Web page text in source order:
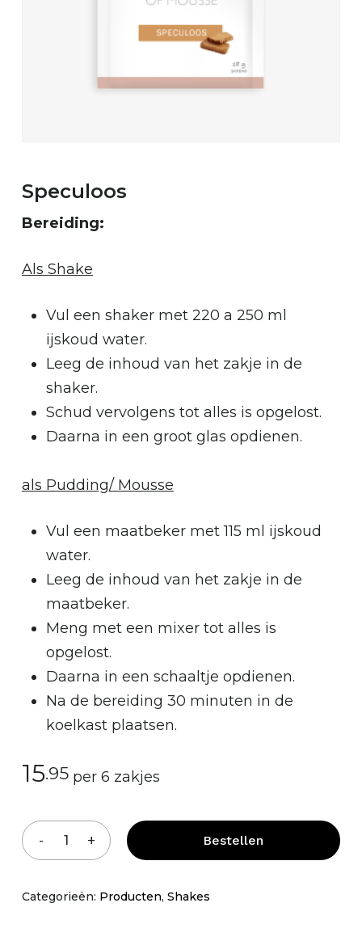
Speculoos
Bereiding:
Als Shake
Vul een shaker met 220 a 250 ml
ijskoud water.
Leeg de inhoud van het zakje in de
shaker.
Schud vervolgens tot alles is opgelost.
Daarna in een groot glas opdienen.
als Pudding/ Mousse
Vul een maatbeker met 115 ml ijskoud
water.
Leeg de inhoud van het zakje in de
maatbeker.
Meng met een mixer tot alles is
opgelost.
Daarna in een schaaltje opdienen.
Na de bereiding 30 minuten in de
koelkast plaatsen.
15.95per 6 zakjes
Bestellen
Categorieën: Producten, Shakes